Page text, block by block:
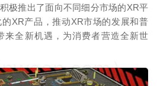
极推出了面向不同细分市场的XR平
XR产品，推动XR市场的发展和普
来全新机遇，为消费者营造全新世
）